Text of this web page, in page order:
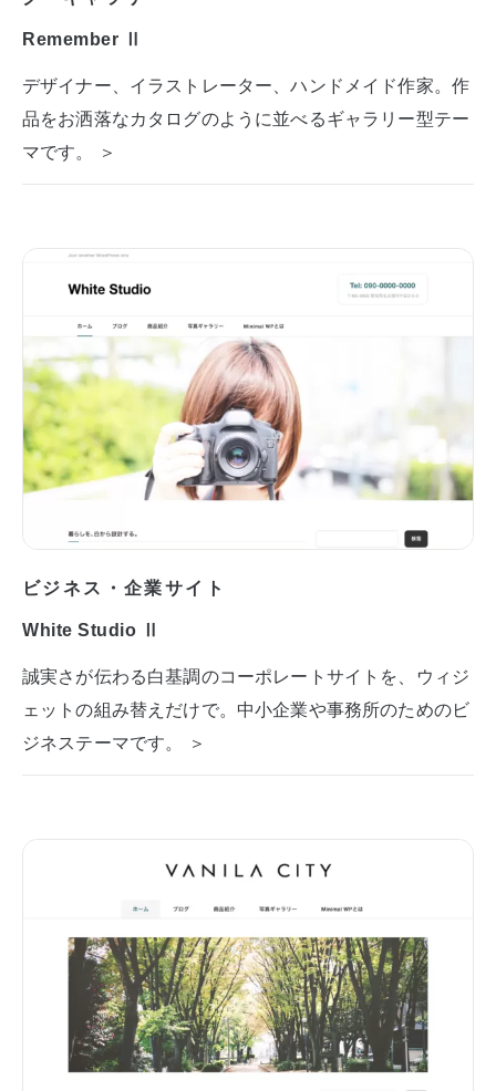
Remember Ⅱ
デザイナー、イラストレーター、ハンドメイド作家。作
品をお洒落なカタログのように並べるギャラリー型テー
マです。 ＞
ビジネス・企業サイト
White Studio Ⅱ
誠実さが伝わる白基調のコーポレートサイトを、ウィジ
ェットの組み替えだけで。中小企業や事務所のためのビ
ジネステーマです。 ＞